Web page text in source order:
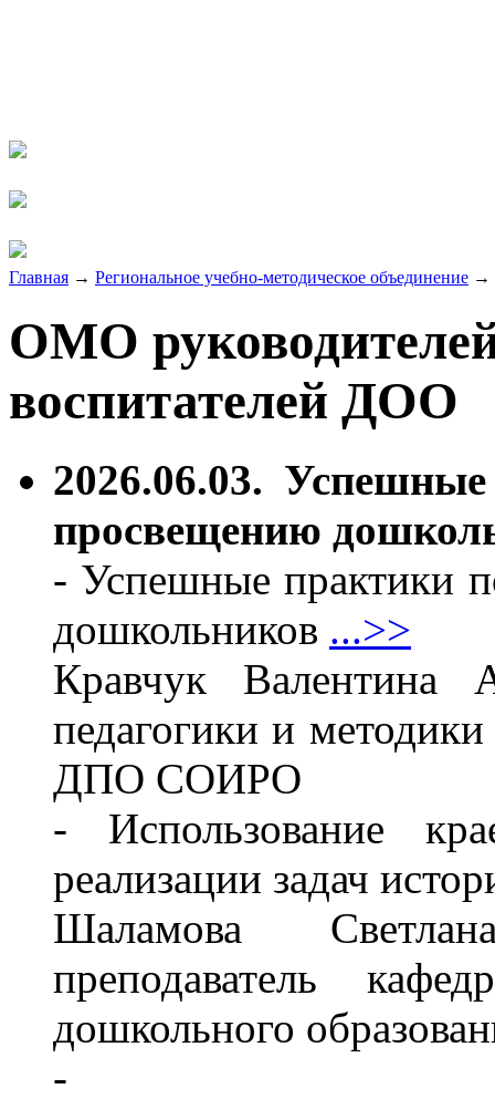
Главная → Региональное учебно-методическое объединение →
ОМО
воспитателей ДОО
2026.06.03. Успешные
просвещению
- Успешные практики
дошкольников ...>>
Кравчук Валентина
педагогики и
ДПО СОИРО
- Использование
реализации задач
Шаламова
преподаватель
дошкольного
-